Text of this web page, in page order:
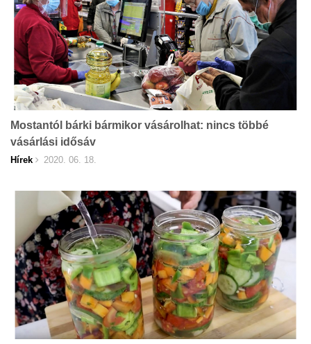
Mostantól bárki bármikor vásárolhat: nincs többé
vásárlási idősáv
Hírek 2020. 06. 18.